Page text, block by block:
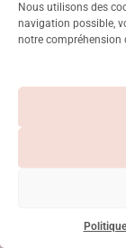
Nous utilisons des
navigation possible,
notre compréhension
Métro
sécurisé
Site